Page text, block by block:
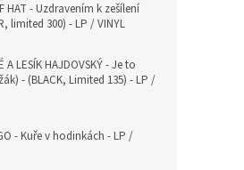
HAT - Uzdravením k zešílení
limited 300) - LP / VINYL
A LESÍK HAJDOVSKÝ - Je to
- (BLACK, Limited 135) - LP /
- Kuře v hodinkách - LP /